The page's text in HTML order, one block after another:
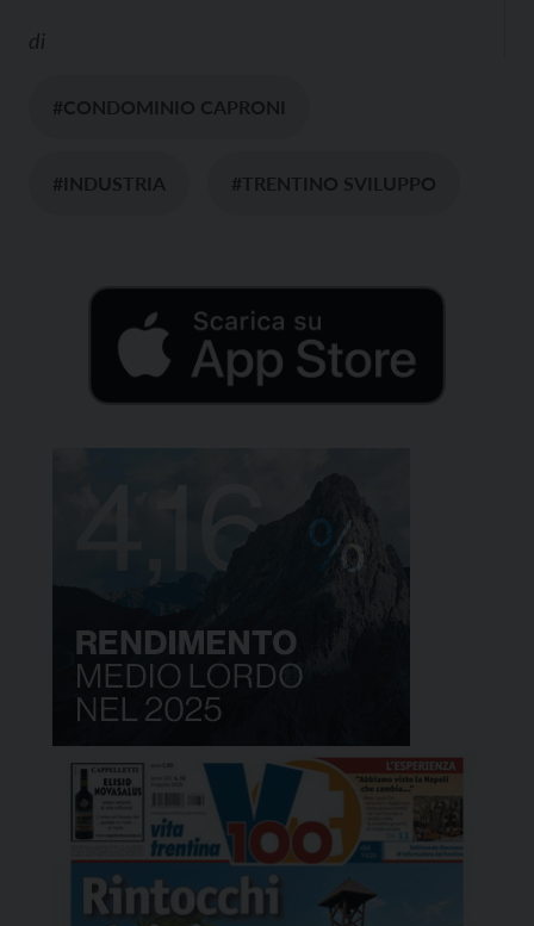
di
#CONDOMINIO CAPRONI
#INDUSTRIA #TRENTINO SVILUPPO